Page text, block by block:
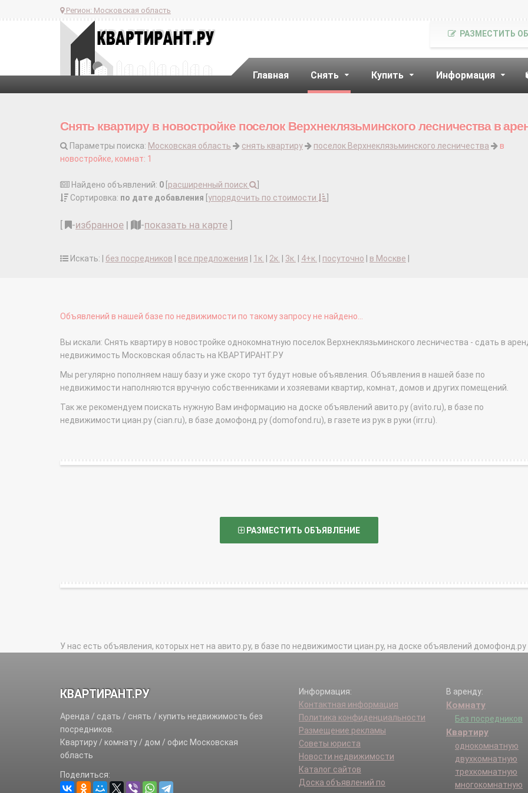
Регион: Московская область
Главная Снять Купить Информация
РАЗМЕСТИТЬ
Снять квартиру в новостройке поселок Верхнеклязьминского лесничества в
Параметры поиска: Московская область снять квартиру поселок Верхнеклязьминского лесничества
в
новостройке, комнат: 1
Найдено объявлений: 0 расширенный поиск
Сортировка: по дате добавления упорядочить по стоимости
-избранное | -показать на карте
Искать: | без посредников все предложения 1к. 2к. 3к. 4+к. посуточно в Москве
Объявлений в нашей базе по недвижимости по такому запросу не найдено...
Вы искали: Снять квартиру в новостройке однокомнатную поселок Верхнеклязьминского лесничества - сдать в
недвижимость Московская область на КВАРТИРАНТ.РУ
Мы регулярно пополняем нашу базу и уже скоро тут будут новые объявления. Объявления в нашей базе по
недвижимости наполняются вручную собственниками и хозяевами квартир, комнат, домов и других помещений.
Так же рекомендуем поискать нужную Вам информацию на доске объявлений авито.ру (avito.ru), в базе по
недвижимости циан.ру (cian.ru), в базе домофонд.ру (domofond.ru), в газете из рук в руки (irr.ru).
РАЗМЕСТИТЬ ОБЪЯВЛЕНИЕ
У нас есть объявления, которых нет на авито.ру, в базе по недвижимости циан.ру, на доске объявлений домофонд.ру
КВАРТИРАНТ.РУ
Аренда / сдать / снять / купить недвижимость без
посредников.
Квартиру / комнату / дом / офис Московская
область
Поделиться:
Информация:
Контактная информация
Политика конфиденциальности
Размещение рекламы
Советы юриста
Новости недвижимости
Каталог сайтов
Доска объявлений по
В аренду:
Комнату
Без посредников
Квартиру
однокомнатную
двухкомнатную
трехкомнатную
многокомнатную